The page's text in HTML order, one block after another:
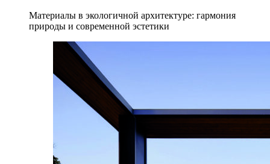
Материалы в экологичной архитектуре: гармония
природы и современной эстетики